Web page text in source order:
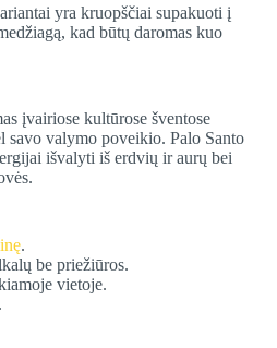
yra kruopščiai supakuoti į
kad būtų daromas kuo
įvairiose kultūrose šventose
savo valymo poveikio. Palo Santo
išvalyti iš erdvių ir aurų bei
.
be priežiūros.
vietoje.